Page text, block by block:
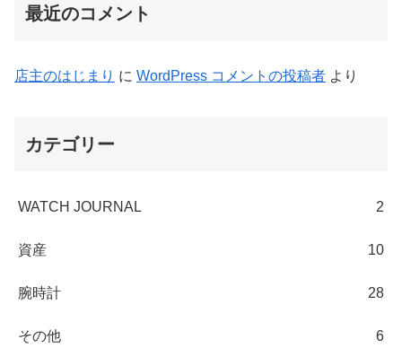
最近のコメント
店主のはじまり に WordPress コメントの投稿者 より
カテゴリー
WATCH JOURNAL 2
資産 10
腕時計 28
その他 6